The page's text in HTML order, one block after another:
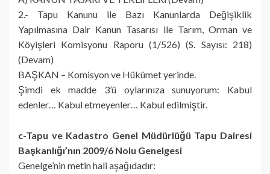
2.- Tapu Kanunu ile Bazı Kanunlarda Değişiklik
Yapılmasına Dair Kanun Tasarısı ile Tarım, Orman ve
Köyişleri Komisyonu Raporu (1/526) (S. Sayısı: 218)
(Devam)
BAŞKAN – Komisyon ve Hükûmet yerinde.
Şimdi ek madde 3’ü oylarınıza sunuyorum: Kabul
edenler… Kabul etmeyenler… Kabul edilmiştir.
c-Tapu ve Kadastro Genel Müdürlüğü Tapu Dairesi
Başkanlığı’nın 2009/6 Nolu Genelgesi
Genelge’nin metin hali aşağıdadır: